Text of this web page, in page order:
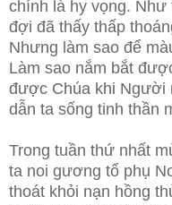
chính là hy vọng.
đợi đã thấy thấp
Nhưng làm sao để
Làm sao nắm bắt
được Chúa khi Người
dẫn ta sống tinh thần
Trong tuần thứ nhất
ta noi gương tổ phụ
thoát khỏi nạn hồng